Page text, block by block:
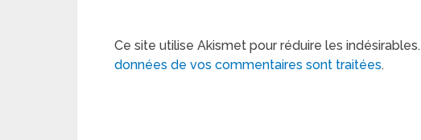
Ce site utilise Akismet pour réduire les indésirables.
données de vos commentaires sont traitées.